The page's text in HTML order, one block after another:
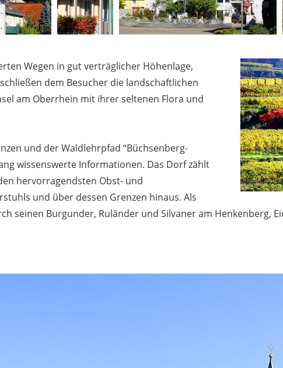
Wegen in gut verträglicher Höhenlage,
dem Besucher die landschaftlichen
am Oberrhein mit ihrer seltenen Flora und
und der Waldlehrpfad “Büchsenberg-
wissenswerte Informationen. Das Dorf zählt
hervorragendsten Obst- und
und über dessen Grenzen hinaus. Als
seinen Burgunder, Ruländer und Silvaner am Henkenberg,